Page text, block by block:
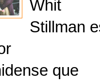
Whit
Stillman
que